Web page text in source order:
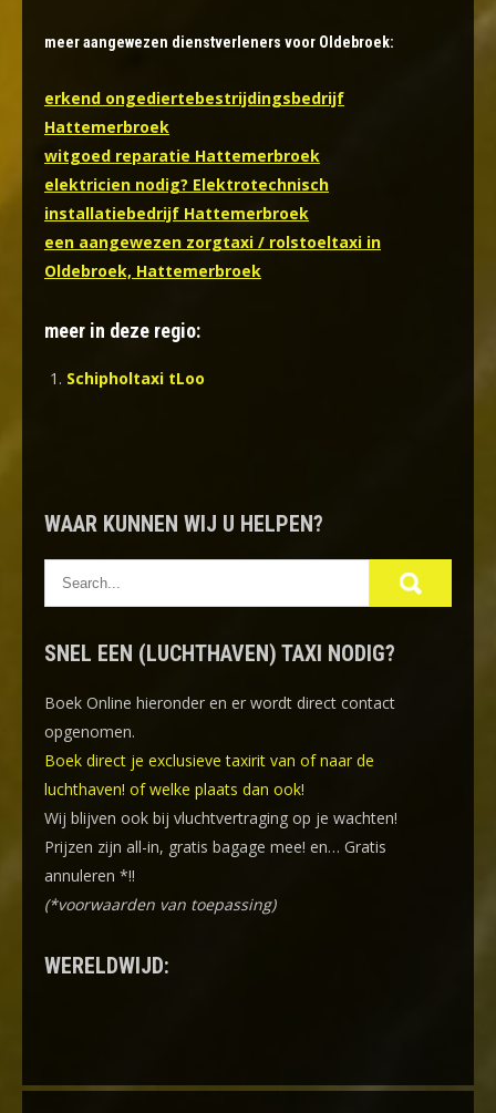
meer aangewezen dienstverleners voor Oldebroek:
erkend ongediertebestrijdingsbedrijf
Hattemerbroek
witgoed reparatie Hattemerbroek
elektricien nodig? Elektrotechnisch
installatiebedrijf Hattemerbroek
een aangewezen zorgtaxi / rolstoeltaxi in
Oldebroek, Hattemerbroek
meer in deze regio:
Schipholtaxi tLoo
WAAR KUNNEN WIJ U HELPEN?
SNEL EEN (LUCHTHAVEN) TAXI NODIG?
Boek Online hieronder en er wordt direct contact
opgenomen.
Boek direct je exclusieve taxirit van of naar de
luchthaven! of welke plaats dan ook!
Wij blijven ook bij vluchtvertraging op je wachten!
Prijzen zijn all-in, gratis bagage mee! en… Gratis
annuleren *!!
(*voorwaarden van toepassing)
WERELDWIJD: